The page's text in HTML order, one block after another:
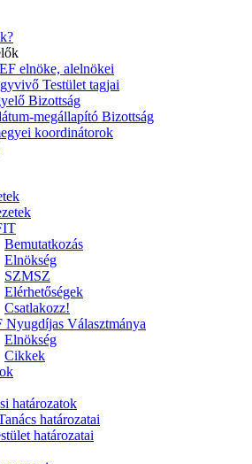
elnöke, alelnökei
Testület tagjai
Bizottság
megállapító Bizottság
koordinátorok
Bemutatkozás
Elnökség
SZMSZ
Elérhetőségek
Csatlakozz!
Nyugdíjas Választmánya
Elnökség
Cikkek
határozatok
határozatai
határozatai